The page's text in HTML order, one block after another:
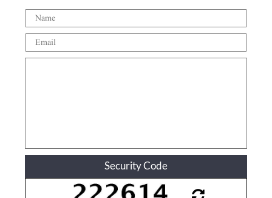
Security Code